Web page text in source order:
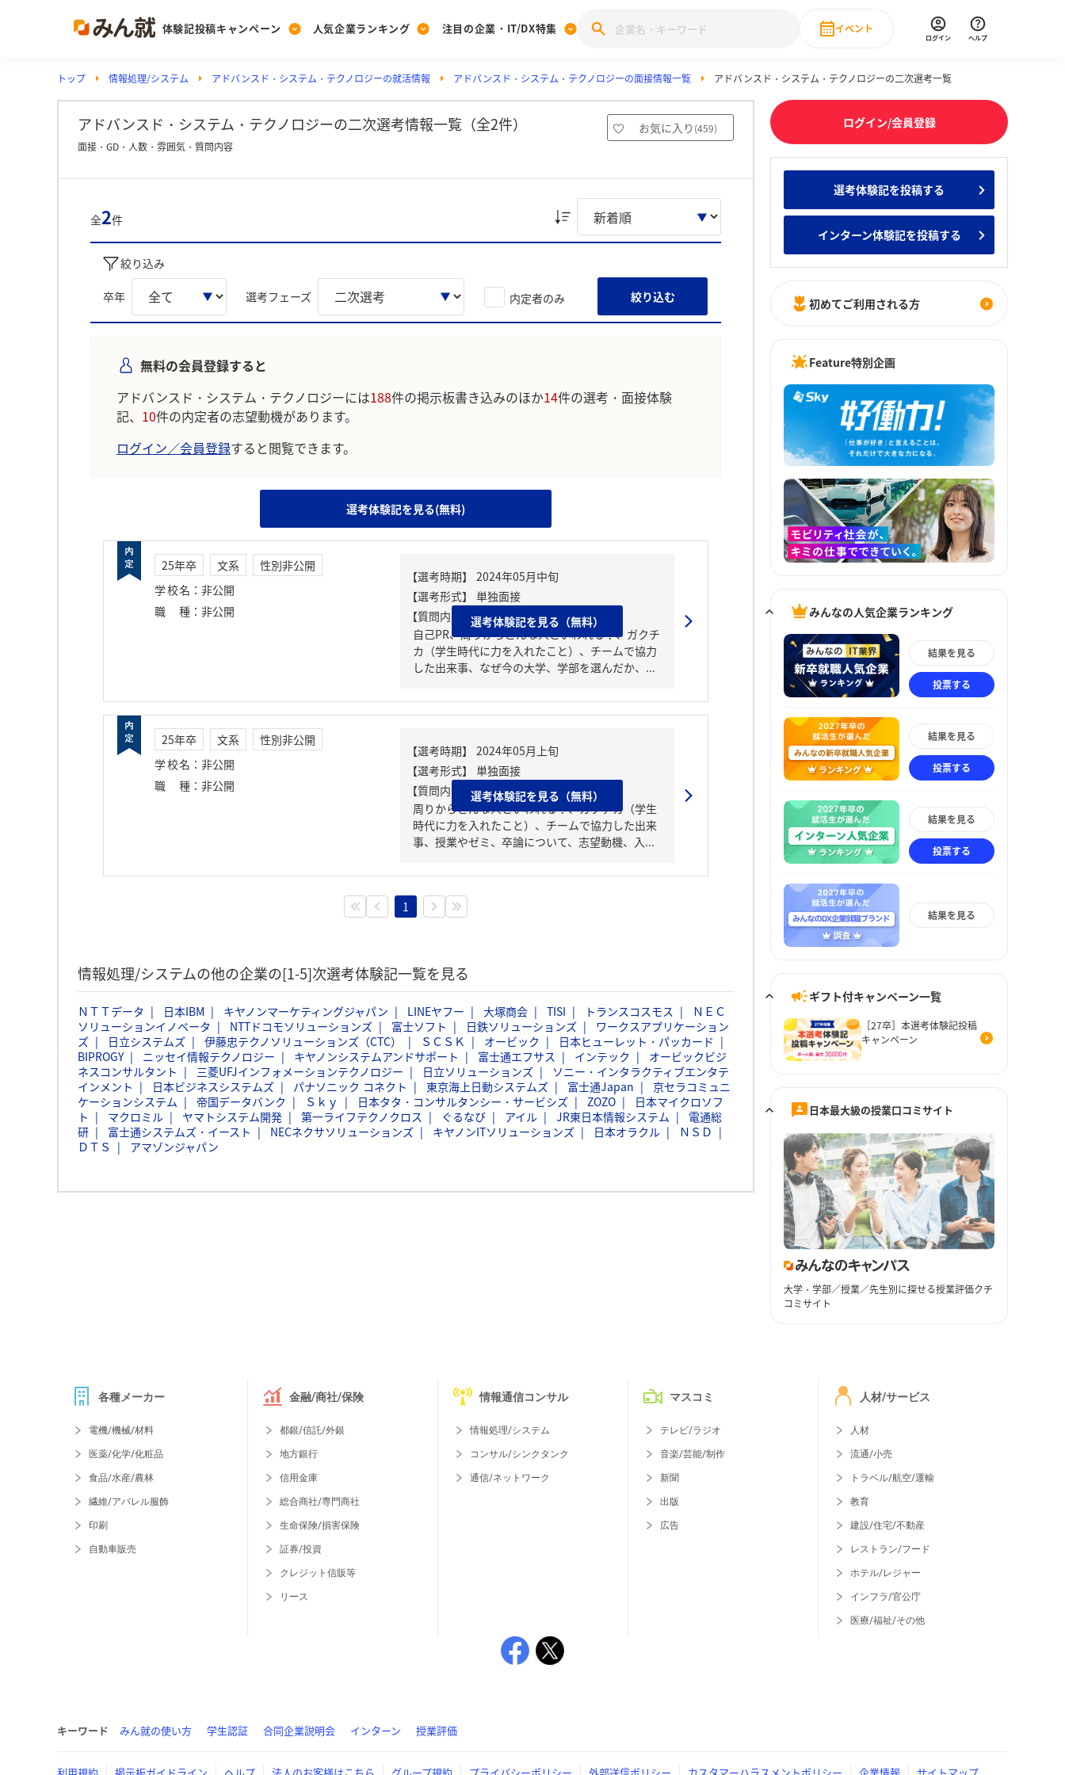
体験記投稿キャンペーン
Post
投稿する
[27卒] 本選考体験記投稿キャンペーン
人気企業ランキング
Ranking
ランキングを見る
みんなのDX企業就職ブランド調査
Vote みんなの新卒就職人気企業ランキング みんなのインターン人気企業ランキ
注目の企業・IT/DX特集
PickUp
注目の企業特集
28卒 IT・DX現場社員インタビュー
イベント
Event
直近のイベント一覧
ログイン ヘルプ
トップ 情報処理/システム アドバンスド・システム・テクノロジーの就活情報 アドバンスド・システム・テクノロジーの面接情報一覧 アドバンスド・システム・テクノロジーの二次選考一覧
アドバンスド・システム・テクノロジーの二次選考情報一覧（全2件） お気に入り (459)
面接・GD・人数・雰囲気・質問内容
全2件
絞り込み
卒年 選考フェーズ 内定者のみ 絞り込む
無料の会員登録すると
アドバンスド・システム・テクノロジーには188件の掲示板書き込みのほか14件の選考・面接体験
記、 10件の内定者の志望動機があります。
ログイン／会員登録すると閲覧できます。
選考体験記を見る(無料)
25年卒 文系
性別非公開
学校名 ： 非公開
職種 ： 非公開
【質問内容・課題】
自己PR、周りからどんな人といわれる？、ガクチ
カ（学生時代に力を入れたこと）、チームで協力
した出来事、なぜ今の大学、学部を選んだか、...
選考体験記を見る（無料）
25年卒 文系
性別非公開
学校名 ： 非公開
職種 ： 非公開
【質問内容・課題】
周りからどんな人といわれる？、ガクチカ（学生
時代に力を入れたこと）、チームで協力した出来
事、授業やゼミ、卒論について、志望動機、入...
選考体験記を見る（無料）
1
情報処理/システムの他の企業の[1-5]次選考体験記一覧を見る
ＮＴＴデータ 日本IBM キヤノンマーケティングジャパン LINEヤフー 大塚商会 TISI トランスコスモス
ＮＥＣ
ソリューションイノベータ
NTTドコモソリューションズ 富士ソフト 日鉄ソリューションズ
ワークスアプリケーション
ズ
日立システムズ 伊藤忠テクノソリューションズ（CTC） ＳＣＳＫ オービック
日本ヒューレット・パッカード
BIPROGY
ニッセイ情報テクノロジー キヤノンシステムアンドサポート 富士通エフサス インテック
オービックビジ
ネスコンサルタント
三菱UFJインフォメーションテクノロジー 日立ソリューションズ
ソニー・インタラクティブエンタテ
インメント
日本ビジネスシステムズ パナソニック コネクト 東京海上日動システムズ 富士通Japan
京セラコミュニ
ケーションシステム
帝国データバンク Ｓｋｙ 日本タタ・コンサルタンシー・サービシズ ZOZO
日本マイクロソフ
ト
マクロミル ヤマトシステム開発 第一ライフテクノクロス ぐるなび アイル JR東日本情報システム
電通総
研
富士通システムズ・イースト NECネクサソリューションズ キヤノンITソリューションズ 日本オラクル
ＮＳＤ
ＤＴＳ
アマゾンジャパン
ログイン/会員登録
選考体験記を投稿する
インターン体験記を投稿する
初めてご利用される方
Feature特別企画
みんなの人気企業ランキング
結果を見る
投票する
結果を見る
投票する
結果を見る
投票する
結果を見る
ギフト付キャンペーン一覧
［27卒］本選考体験記投稿
キャンペーン
日本最大級の授業口コミサイト
大学・学部／授業／先生別に探せる授業評価クチ
コミサイト
各種メーカー
電機/機械/材料
医薬/化学/化粧品
食品/水産/農林
繊維/アパレル服飾
印刷
自動車販売
金融/商社/保険
都銀/信託/外銀
地方銀行
信用金庫
総合商社/専門商社
生命保険/損害保険
証券/投資
クレジット信販等
リース
情報通信コンサル
情報処理/システム
コンサル/シンクタンク
通信/ネットワーク
マスコミ
テレビ/ラジオ
音楽/芸能/制作
新聞
出版
広告
人材/サービス
人材
流通/小売
トラベル/航空/運輸
教育
建設/住宅/不動産
レストラン/フード
ホテル/レジャー
インフラ/官公庁
医療/福祉/その他
キーワード みん就の使い方 学生認証 合同企業説明会 インターン 授業評価